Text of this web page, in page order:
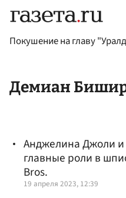
Покушение на главу
Демиан
Анджелина Джоли
главные роли в
Bros.
19 апреля 2023, 12:39